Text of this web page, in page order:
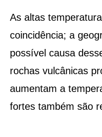
As altas
coincidência; a
possível causa
rochas vulcânicas
aumentam a
fortes também são